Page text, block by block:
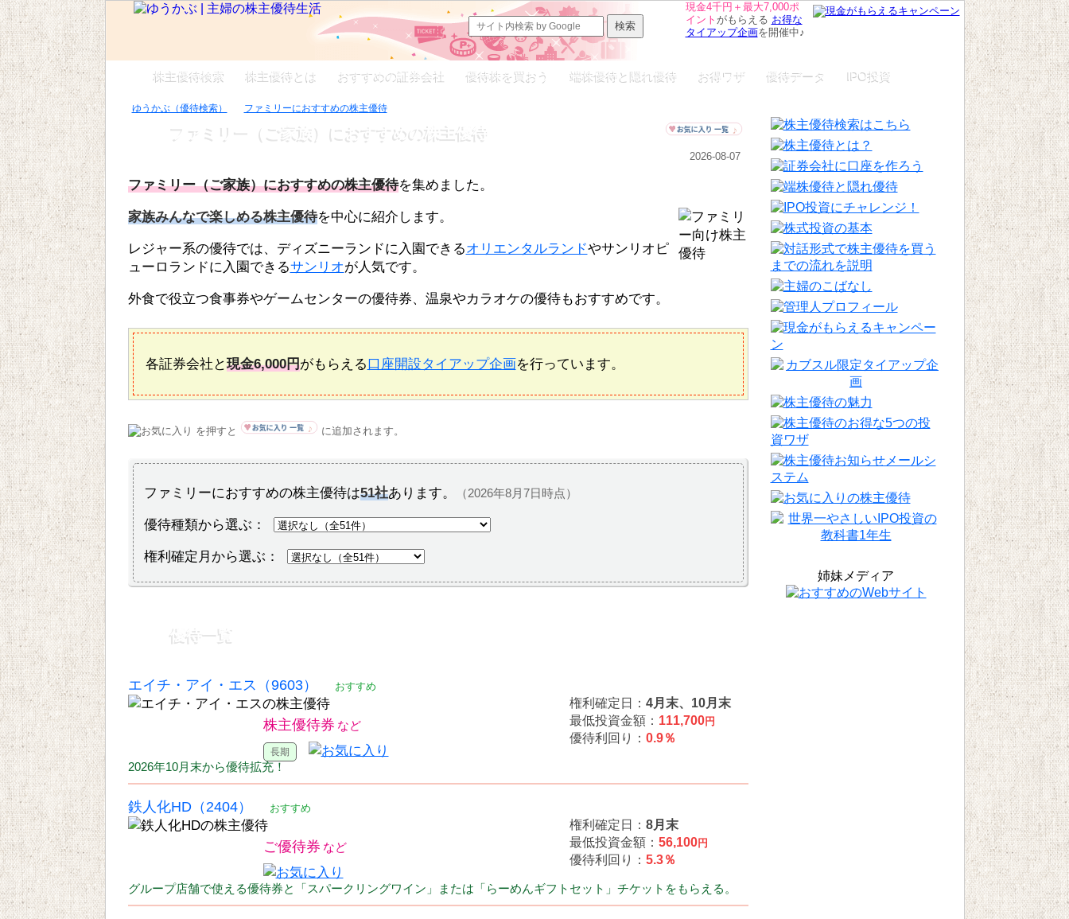
現金4千円＋最大7,000ポ
イント がもらえる お得な
タイアップ企画を開催中♪
株主優待検索 株主優待とは おすすめの証券会社 優待株を買おう 端株優待と隠れ優待 お得ワザ 優待データ IPO投資
ゆうかぶ（優待検索） ファミリーにおすすめの株主優待
ファミリー（ご家族）におすすめの株主優待
2026-08-07
ファミリー（ご家族）におすすめの株主優待を集めました。
家族みんなで楽しめる株主優待を中心に紹介します。
レジャー系の優待では、ディズニーランドに入園できるオリエンタルランドやサンリオピ
ューロランドに入園できるサンリオが人気です。
外食で役立つ食事券やゲームセンターの優待券、温泉やカラオケの優待もおすすめです。
各証券会社と現金6,000円がもらえる口座開設タイアップ企画を行っています。
を押すと に追加されます。
ファミリーにおすすめの株主優待は51社あります。 （2026年8月7日時点）
優待種類から選ぶ：
権利確定月から選ぶ：
優待一覧
エイチ・アイ・エス（9603） おすすめ
株主優待券
権利確定日： 4月末、10月末
最低投資金額： 111,700円
優待利回り： 0.9％
2026年10月末から優待拡充！
鉄人化HD（2404） おすすめ
ご優待券
権利確定日： 8月末
最低投資金額： 56,100円
優待利回り： 5.3％
グループ店舗で使える優待券と「スパークリングワイン」または「らーめんギフトセット」チケットをもらえる。
姉妹メディア